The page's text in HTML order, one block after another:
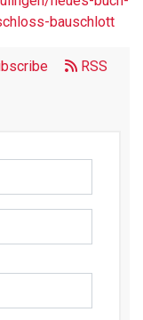
bauschlott
RSS